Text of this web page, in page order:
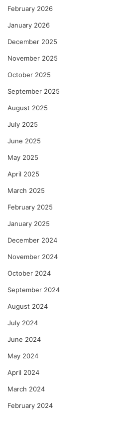
February 2026
January 2026
December 2025
November 2025
October 2025
September 2025
August 2025
July 2025
June 2025
May 2025
April 2025
March 2025
February 2025
January 2025
December 2024
November 2024
October 2024
September 2024
August 2024
July 2024
June 2024
May 2024
April 2024
March 2024
February 2024